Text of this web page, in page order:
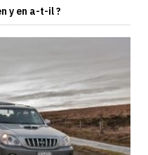
y en a-t-il ?